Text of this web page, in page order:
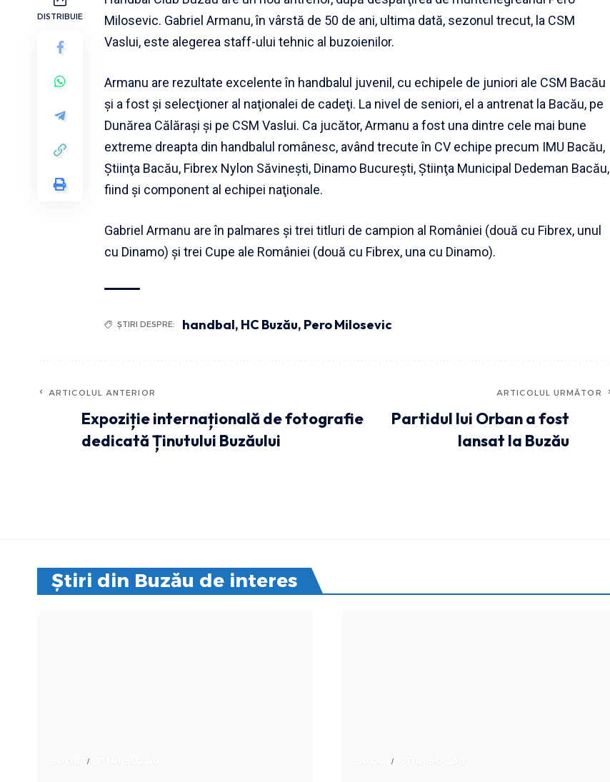
DISTRIBUIE
Milosevic. Gabriel Armanu, în vârstă de 50 de ani, ultima dată, sezonul trecut, la CSM
Vaslui, este alegerea staff-ului tehnic al buzoienilor.
Armanu are rezultate excelente în handbalul juvenil, cu echipele de juniori ale CSM Bacău
şi a fost şi selecţioner al naţionalei de cadeţi. La nivel de seniori, el a antrenat la Bacău, pe
Dunărea Călăraşi şi pe CSM Vaslui. Ca jucător, Armanu a fost una dintre cele mai bune
extreme dreapta din handbalul românesc, având trecute în CV echipe precum IMU Bacău,
Ştiinţa Bacău, Fibrex Nylon Săvineşti, Dinamo Bucureşti, Ştiinţa Municipal Dedeman Bacău,
fiind şi component al echipei naţionale.
Gabriel Armanu are în palmares şi trei titluri de campion al României (două cu Fibrex, unul
cu Dinamo) şi trei Cupe ale României (două cu Fibrex, una cu Dinamo).
ȘTIRI DESPRE: handbal, HC Buzău, Pero Milosevic
ARTICOLUL ANTERIOR
Expoziție internațională de fotografie
dedicată Ținutului Buzăului
ARTICOLUL URMĂTOR
Partidul lui Orban a fost
lansat la Buzău
Știri din Buzău de interes
SPORT SPORT